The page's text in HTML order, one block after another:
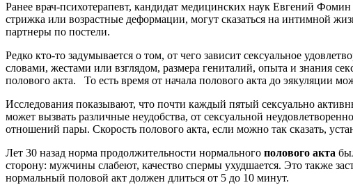
Ранее врач-психотерапевт, кандидат медицинских наук Евгений
стрижка или возрастные деформации, могут сказаться на интимной
партнеры по постели.
Редко кто-то задумывается о том, от чего зависит сексуальное
словами, жестами или взглядом, размера гениталий, опыта и знания
полового акта. То есть время от начала полового акта до эякуляции
Исследования показывают, что почти каждый пятый сексуально
может вызвать различные неудобства, от сексуальной
отношений пары. Скорость полового акта, если можно так сказать,
Лет 30 назад норма продолжительности нормального полового акта
сторону: мужчины слабеют, качество спермы ухудшается. Это также
нормальный половой акт должен длиться от 5 до 10 минут.